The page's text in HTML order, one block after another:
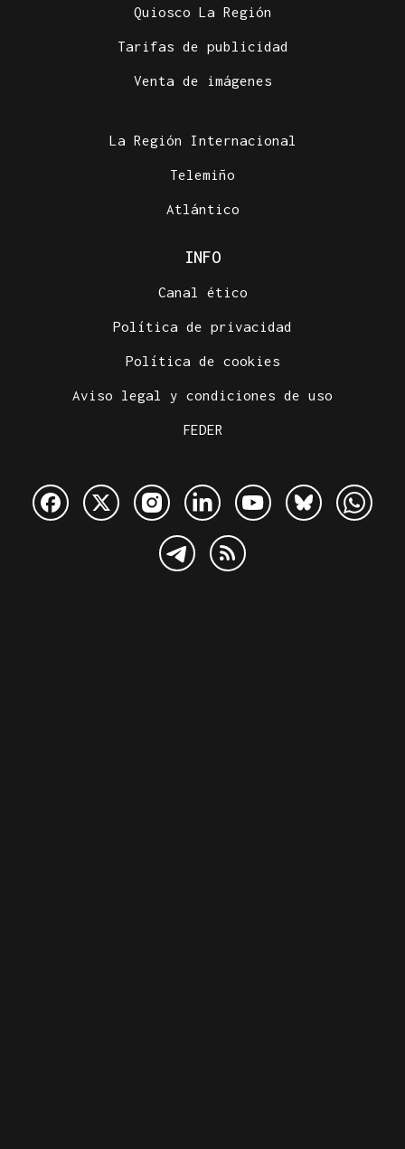
Quiosco La Región
Tarifas de publicidad
Venta de imágenes
La Región Internacional
Telemiño
Atlántico
INFO
Canal ético
Política de privacidad
Política de cookies
Aviso legal y condiciones de uso
FEDER